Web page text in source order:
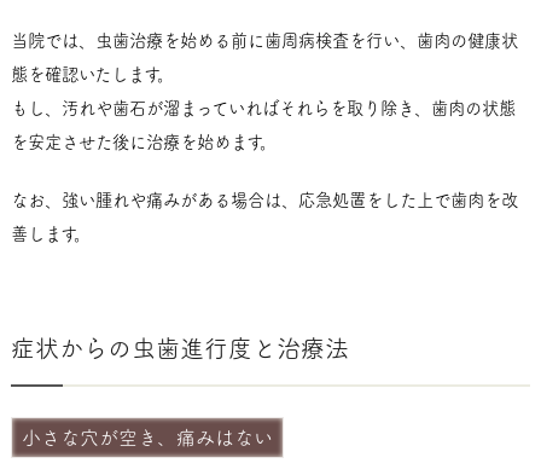
当院では、虫歯治療を始める前に歯周病検査を行い、歯肉の健康状
態を確認いたします。
もし、汚れや歯石が溜まっていればそれらを取り除き、歯肉の状態
を安定させた後に治療を始めます。
なお、強い腫れや痛みがある場合は、応急処置をした上で歯肉を改
善します。
症状からの虫歯進行度と治療法
小さな穴が空き、痛みはない